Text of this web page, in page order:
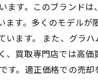
す。このブランド
す。多くのモデル
ます。 また、グラ
買取専門店では高
。適正価格での売